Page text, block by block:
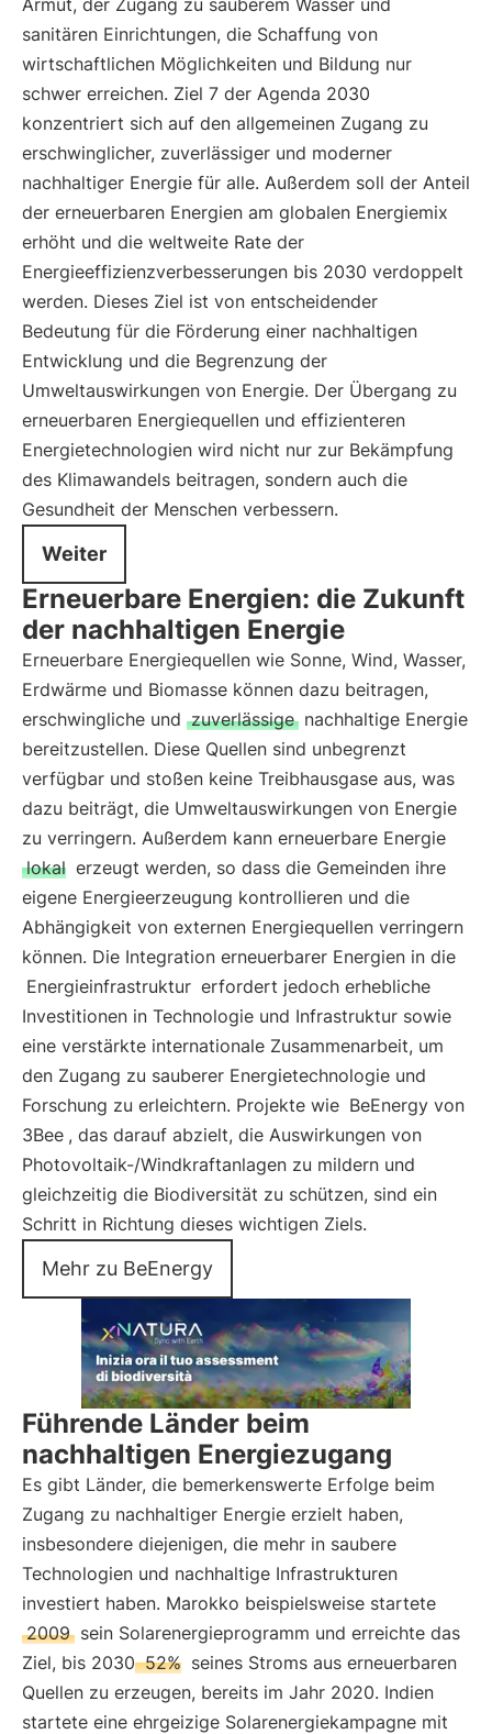
Armut, der Zugang zu sauberem Wasser und
sanitären Einrichtungen, die Schaffung von
wirtschaftlichen Möglichkeiten und Bildung nur
schwer erreichen. Ziel 7 der Agenda 2030
konzentriert sich auf den allgemeinen Zugang zu
erschwinglicher, zuverlässiger und moderner
nachhaltiger Energie für alle. Außerdem soll der Anteil
der erneuerbaren Energien am globalen Energiemix
erhöht und die weltweite Rate der
Energieeffizienzverbesserungen bis 2030 verdoppelt
werden. Dieses Ziel ist von entscheidender
Bedeutung für die Förderung einer nachhaltigen
Entwicklung und die Begrenzung der
Umweltauswirkungen von Energie. Der Übergang zu
erneuerbaren Energiequellen und effizienteren
Energietechnologien wird nicht nur zur Bekämpfung
des Klimawandels beitragen, sondern auch die
Gesundheit der Menschen verbessern.
Weiter
Erneuerbare Energien: die Zukunft
der nachhaltigen Energie
Erneuerbare Energiequellen wie Sonne, Wind, Wasser,
Erdwärme und Biomasse können dazu beitragen,
erschwingliche und zuverlässige nachhaltige Energie
bereitzustellen. Diese Quellen sind unbegrenzt
verfügbar und stoßen keine Treibhausgase aus, was
dazu beiträgt, die Umweltauswirkungen von Energie
zu verringern. Außerdem kann erneuerbare Energie
lokal erzeugt werden, so dass die Gemeinden ihre
eigene Energieerzeugung kontrollieren und die
Abhängigkeit von externen Energiequellen verringern
können. Die Integration erneuerbarer Energien in die
Energieinfrastruktur erfordert jedoch erhebliche
Investitionen in Technologie und Infrastruktur sowie
eine verstärkte internationale Zusammenarbeit, um
den Zugang zu sauberer Energietechnologie und
Forschung zu erleichtern. Projekte wie BeEnergy von
3Bee , das darauf abzielt, die Auswirkungen von
Photovoltaik-/Windkraftanlagen zu mildern und
gleichzeitig die Biodiversität zu schützen, sind ein
Schritt in Richtung dieses wichtigen Ziels.
Mehr zu BeEnergy
Führende Länder beim
nachhaltigen Energiezugang
Es gibt Länder, die bemerkenswerte Erfolge beim
Zugang zu nachhaltiger Energie erzielt haben,
insbesondere diejenigen, die mehr in saubere
Technologien und nachhaltige Infrastrukturen
investiert haben. Marokko beispielsweise startete
2009 sein Solarenergieprogramm und erreichte das
Ziel, bis 2030 52% seines Stroms aus erneuerbaren
Quellen zu erzeugen, bereits im Jahr 2020. Indien
startete eine ehrgeizige Solarenergiekampagne mit